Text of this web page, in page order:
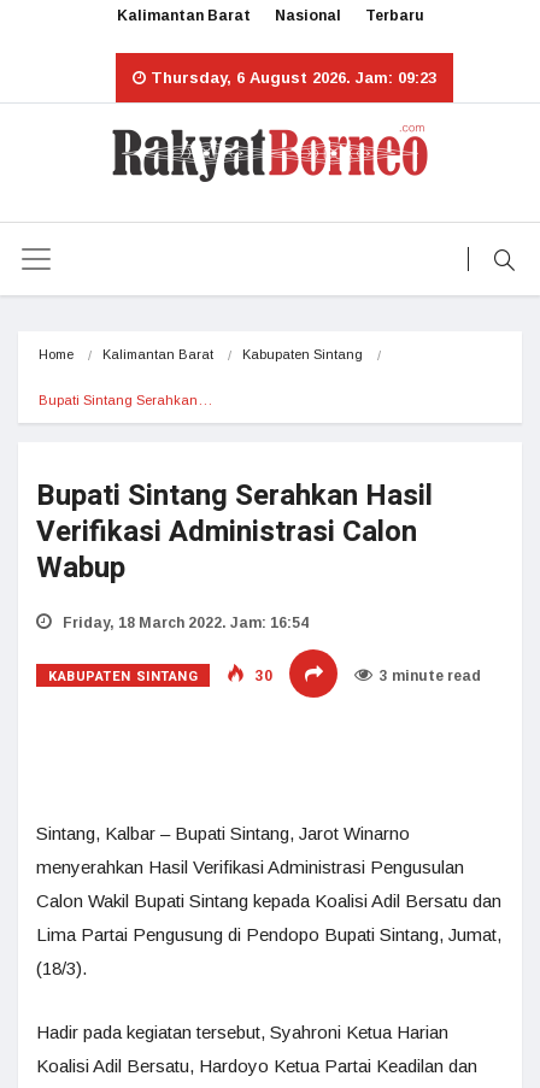
Kalimantan Barat Nasional Terbaru
Thursday, 6 August 2026. Jam: 09:23
Home Kalimantan Barat Kabupaten Sintang
Bupati Sintang Serahkan…
Bupati Sintang Serahkan Hasil
Verifikasi Administrasi Calon
Wabup
Friday, 18 March 2022. Jam: 16:54
KABUPATEN SINTANG 30 3 minute read
Sintang, Kalbar – Bupati Sintang, Jarot Winarno
menyerahkan Hasil Verifikasi Administrasi Pengusulan
Calon Wakil Bupati Sintang kepada Koalisi Adil Bersatu dan
Lima Partai Pengusung di Pendopo Bupati Sintang, Jumat,
(18/3).
Hadir pada kegiatan tersebut, Syahroni Ketua Harian
Koalisi Adil Bersatu, Hardoyo Ketua Partai Keadilan dan